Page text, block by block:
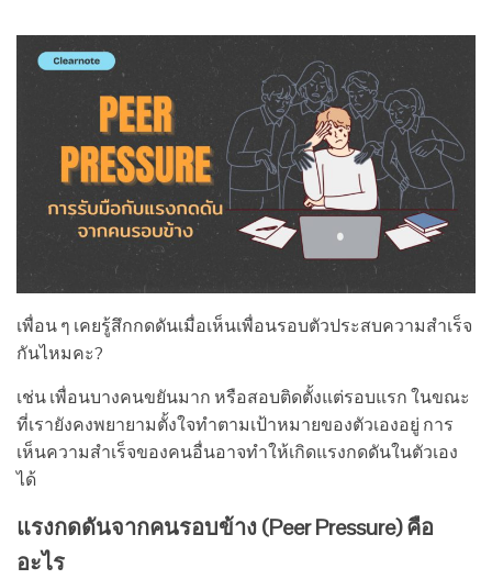
เพื่อน ๆ เคยรู้สึกกดดันเมื่อเห็นเพื่อนรอบตัวประสบความสำเร็จ
กันไหมคะ?
เช่น เพื่อนบางคนขยันมาก หรือสอบติดตั้งแต่รอบแรก ในขณะ
ที่เรายังคงพยายามตั้งใจทำตามเป้าหมายของตัวเองอยู่ การ
เห็นความสำเร็จของคนอื่นอาจทำให้เกิดแรงกดดันในตัวเอง
ได้
แรงกดดันจากคนรอบข้าง (Peer Pressure) คือ
อะไร